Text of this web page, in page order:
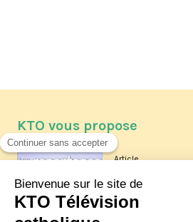
KTO vous propose
Article
Les reportages